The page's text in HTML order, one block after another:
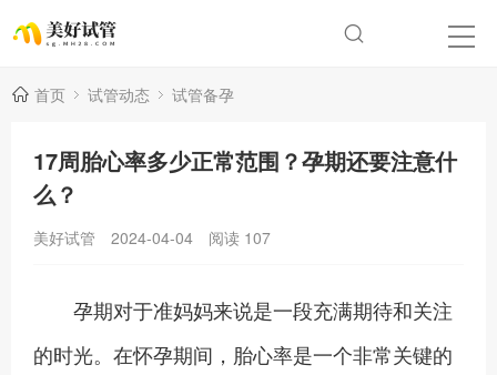
首页 试管动态 试管备孕
17周胎心率多少正常范围？孕期还要注意什
么？
美好试管 2024-04-04 阅读 107
孕期对于准妈妈来说是一段充满期待和关注
的时光。在怀孕期间，胎心率是一个非常关键的